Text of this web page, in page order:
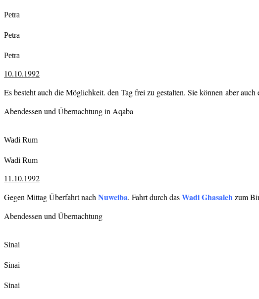
Petra
Petra
Petra
10.10.1992
Es besteht auch die Möglichkeit. den Tag frei zu gestalten. Sie können aber
Abendessen und Übernachtung in Aqaba
Wadi Rum
Wadi Rum
11.10.1992
Gegen Mittag Überfahrt nach Nuweiba. Fahrt durch dasWadi Ghasalehzum
Abendessen und Übernachtung
Sinai
Sinai
Sinai